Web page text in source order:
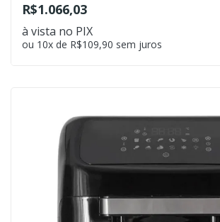
R$1.066,03
à vista no PIX
ou 10x de R$109,90 sem juros